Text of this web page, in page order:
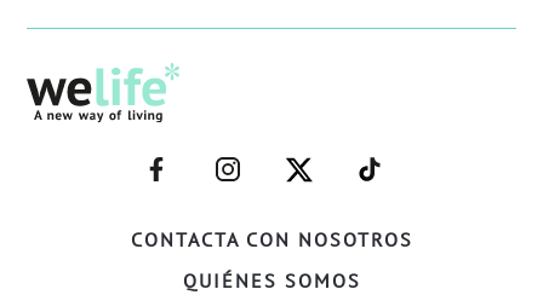
CONTACTA CON NOSOTROS
QUIÉNES SOMOS
–
FACEBOOK–
–
INSTAGRAM–
–
TWITTER–
–
WELIFE–